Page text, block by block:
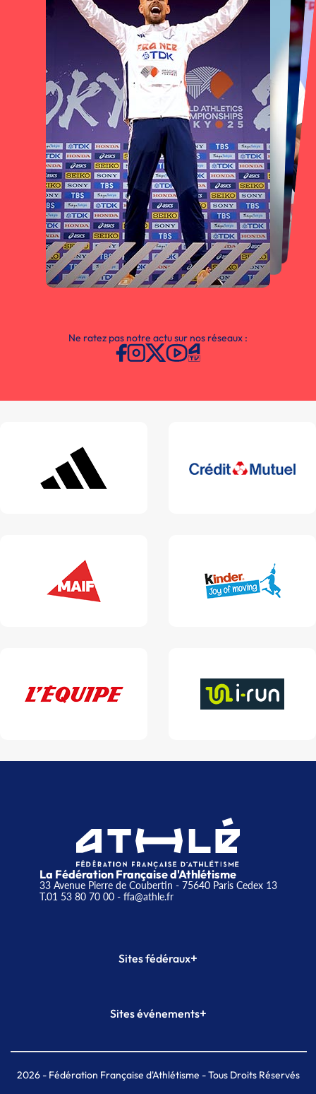
Ne ratez pas notre actu sur nos réseaux :
La Fédération Française d'Athlétisme
33 Avenue Pierre de Coubertin - 75640 Paris Cedex 13
T.01 53 80 70 00- ffa@athle.fr
Sites fédéraux+
Plateforme Formation
Sites événements+
Meeting de Paris indoor
MAIF Ekiden de Paris
2026- Fédération Française d'Athlétisme - Tous Droits Réservés